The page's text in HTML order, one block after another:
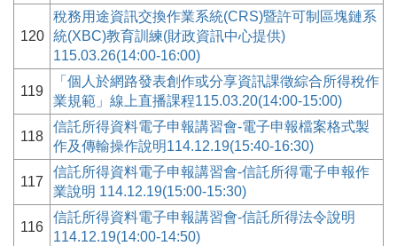
120
稅務用途資訊交換作業系統(CRS)暨許可制區塊鏈系
統(XBC)教育訓練(財政資訊中心提供)
115.03.26(14:00-16:00)
119
「個人於網路發表創作或分享資訊課徵綜合所得稅作
業規範」線上直播課程115.03.20(14:00-15:00)
118
信託所得資料電子申報講習會-電子申報檔案格式製
作及傳輸操作說明114.12.19(15:40-16:30)
117
信託所得資料電子申報講習會-信託所得電子申報作
業說明 114.12.19(15:00-15:30)
116
信託所得資料電子申報講習會-信託所得法令說明
114.12.19(14:00-14:50)